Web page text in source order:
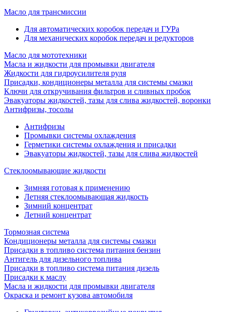
Масло для трансмиссии
Для автоматических коробок передач и ГУРа
Для механических коробок передач и редукторов
Масло для мототехники
Масла и жидкости для промывки двигателя
Жидкости для гидроусилителя руля
Присадки, кондиционеры металла для системы смазки
Ключи для откручивания фильтров и сливных пробок
Эвакуаторы жидкостей, тазы для слива жидкостей, воронки
Антифризы, тосолы
Антифризы
Промывки системы охлаждения
Герметики системы охлаждения и присадки
Эвакуаторы жидкостей, тазы для слива жидкостей
Стеклоомывающие жидкости
Зимняя готовая к применению
Летняя стеклоомывающая жидкость
Зимний концентрат
Летний концентрат
Тормозная система
Кондиционеры металла для системы смазки
Присадки в топливо система питания бензин
Антигель для дизельного топлива
Присадки в топливо система питания дизель
Присадки к маслу
Масла и жидкости для промывки двигателя
Окраска и ремонт кузова автомобиля